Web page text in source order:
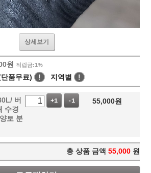
상세보기
원 적립금:1%
품무료) ! 지역별 !
버
수경
토 분
+1 -1 55,000원
총 상품 금액 55,000 원